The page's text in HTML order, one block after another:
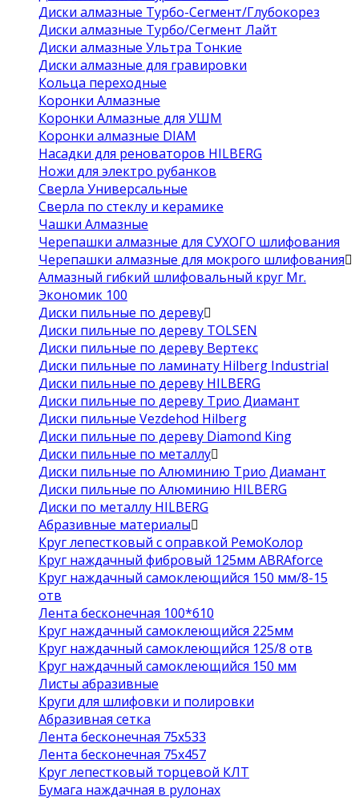
Диски алмазные Турбо-Сегмент/Глубокорез
Диски алмазные Турбо/Сегмент Лайт
Диски алмазные Ультра Тонкие
Диски алмазные для гравировки
Кольца переходные
Коронки Алмазные
Коронки Алмазные для УШМ
Коронки алмазные DIAM
Насадки для реноваторов HILBERG
Ножи для электро рубанков
Сверла Универсальные
Сверла по стеклу и керамике
Чашки Алмазные
Черепашки алмазные для СУХОГО шлифования
Черепашки алмазные для мокрого шлифования
Алмазный гибкий шлифовальный круг Mr.
Экономик 100
Диски пильные по дереву
Диски пильные по дереву TOLSEN
Диски пильные по дереву Вертекс
Диски пильные по ламинату Hilberg Industrial
Диски пильные по дереву HILBERG
Диски пильные по дереву Трио Диамант
Диски пильные Vezdehod Hilberg
Диски пильные по дереву Diamond King
Диски пильные по металлу
Диски пильные по Алюминию Трио Диамант
Диски пильные по Алюминию HILBERG
Диски по металлу HILBERG
Абразивные материалы
Круг лепестковый с оправкой РемоКолор
Круг наждачный фибровый 125мм ABRAforce
Круг наждачный самоклеющийся 150 мм/8-15
отв
Лента бесконечная 100*610
Круг наждачный самоклеющийся 225мм
Круг наждачный самоклеющийся 125/8 отв
Круг наждачный самоклеющийся 150 мм
Листы абразивные
Круги для шлифовки и полировки
Абразивная сетка
Лента бесконечная 75х533
Лента бесконечная 75х457
Круг лепестковый торцевой КЛТ
Бумага наждачная в рулонах